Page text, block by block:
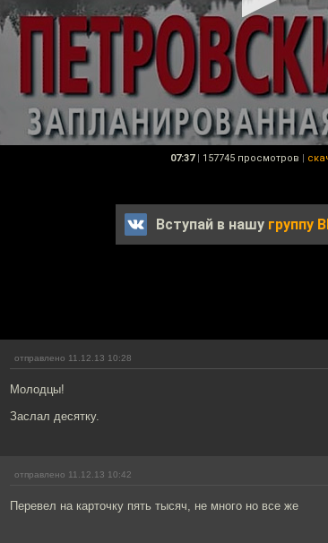
07:37 | 157745 просмотров |
Вступай в нашу группу
отправлено 11.12.13 10:28
Молодцы!
Заслал десятку.
отправлено 11.12.13 10:42
Перевел на карточку пять тысяч, не много но все же